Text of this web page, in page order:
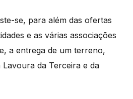
se, para além das ofertas
e as várias associações
a entrega de um terreno,
Lavoura da Terceira e da